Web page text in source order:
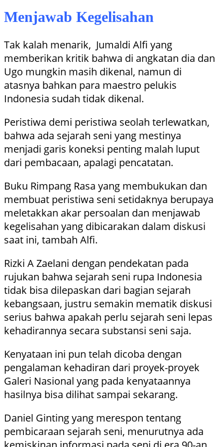
Menjawab Kegelisahan
Tak kalah menarik, Jumaldi Alfi yang
memberikan kritik bahwa di angkatan dia dan
Ugo mungkin masih dikenal, namun di
atasnya bahkan para maestro pelukis
Indonesia sudah tidak dikenal.
Peristiwa demi peristiwa seolah terlewatkan,
bahwa ada sejarah seni yang mestinya
menjadi garis koneksi penting malah luput
dari pembacaan, apalagi pencatatan.
Buku Rimpang Rasa yang membukukan dan
membuat peristiwa seni setidaknya berupaya
meletakkan akar persoalan dan menjawab
kegelisahan yang dibicarakan dalam diskusi
saat ini, tambah Alfi.
Rizki A Zaelani dengan pendekatan pada
rujukan bahwa sejarah seni rupa Indonesia
tidak bisa dilepaskan dari bagian sejarah
kebangsaan, justru semakin mematik diskusi
serius bahwa apakah perlu sejarah seni lepas
kehadirannya secara substansi seni saja.
Kenyataan ini pun telah dicoba dengan
pengalaman kehadiran dari proyek-proyek
Galeri Nasional yang pada kenyataannya
hasilnya bisa dilihat sampai sekarang.
Daniel Ginting yang merespon tentang
pembicaraan sejarah seni, menurutnya ada